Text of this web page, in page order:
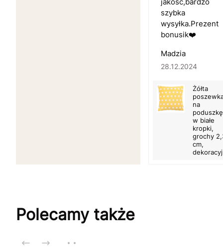
szybka
wysyłka.Prezent
bonusik❤️
Madzia
28.12.2024
Żółta
na
poduszkę
w białe
kropki,
grochy
cm,
Polecamy także